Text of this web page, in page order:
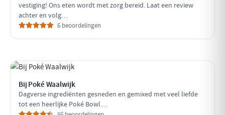
vestiging! Ons eten wordt met zorg bereid. Laat een review
achter en volg…
6 beoordelingen
Bij Poké Waalwijk
Dagverse ingrediënten gesneden en gemixed met veel liefde
tot een heerlijke Poké Bowl…